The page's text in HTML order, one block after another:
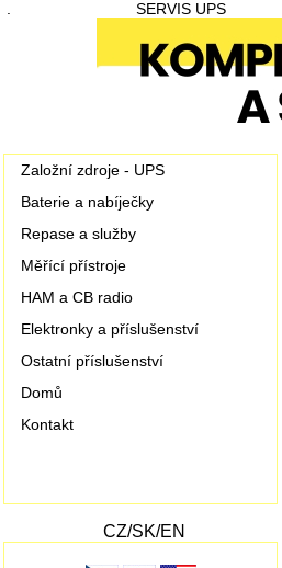
SERVIS UPS
Založní zdroje - UPS
Baterie a nabíječky
Repase a služby
Měřící přístroje
HAM a CB radio
Elektronky a příslušenství
Ostatní příslušenství
Domů
Kontakt
CZ/SK/EN